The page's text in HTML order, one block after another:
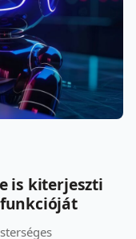
is kiterjeszti